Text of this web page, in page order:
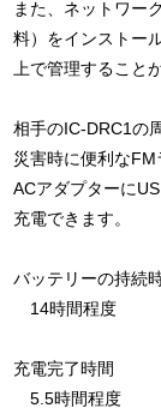
また、ネットワー
料）をインストー
上で管理すること
相手のIC-DRC1の
災害時に便利なFM
ACアダプターに
充電できます。
バッテリーの持続
14時間程度
充電完了時間
5.5時間程度